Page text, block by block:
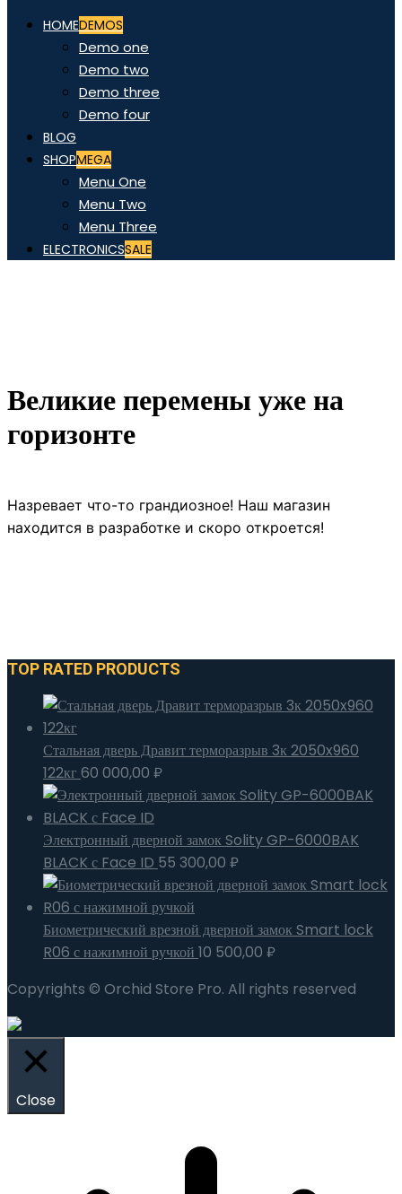
HOMEDEMOS
Demo one
Demo two
Demo three
Demo four
BLOG
SHOPMEGA
Menu One
Menu Two
Menu Three
ELECTRONICSSALE
Великие перемены уже на
горизонте
Назревает что-то грандиозное! Наш магазин
находится в разработке и скоро откроется!
TOP RATED PRODUCTS
Стальная дверь Дравит терморазрыв 3к 2050x960
122кг 60 000,00 ₽
Электронный дверной замок Solity GP-6000BAK
BLACK с Face ID 55 300,00 ₽
Биометрический врезной дверной замок Smart lock
R06 с нажимной ручкой 10 500,00 ₽
Copyrights © Orchid Store Pro. All rights reserved
Close